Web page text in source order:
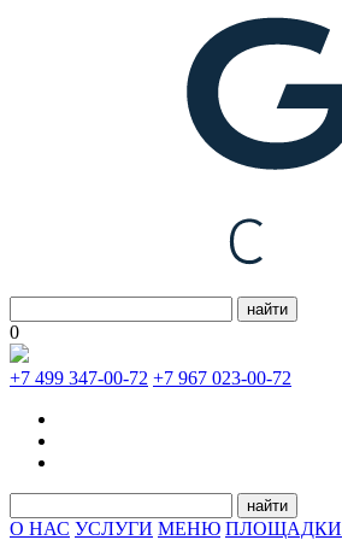
найти
0
+7 499 347-00-72 +7 967 023-00-72
найти
О НАС УСЛУГИ МЕНЮ ПЛОЩАДКИ